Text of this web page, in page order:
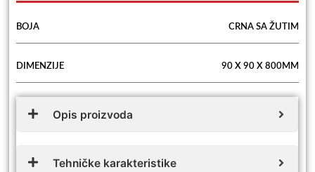
BOJA CRNA SA ŽUTIM
DIMENZIJE 90 X 90 X 800MM
Opis proizvoda
Tehničke karakteristike